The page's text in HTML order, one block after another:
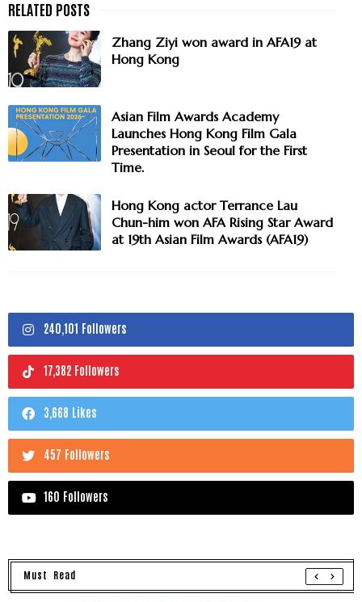
Zhang Ziyi won award in AFA19 at
Hong Kong
Asian Film Awards Academy
Launches Hong Kong Film Gala
Presentation in Seoul for the First
Time.
Hong Kong actor Terrance Lau
Chun-him won AFA Rising Star Award
at 19th Asian Film Awards (AFA19)
240,101 Followers
17,382 Followers
3,668 Likes
457 Followers
160 Followers
Must Read